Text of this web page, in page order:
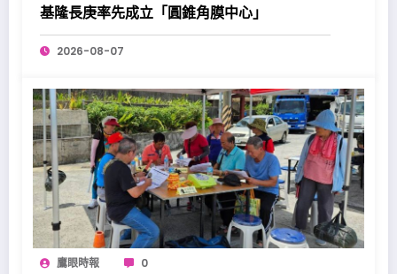
基隆長庚率先成立「圓錐角膜中心」
2026-08-07
鷹眼時報 0